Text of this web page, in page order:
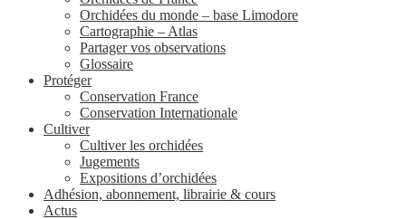
Orchidées du monde – base Limodore
Cartographie – Atlas
Partager vos observations
Glossaire
Protéger
Conservation France
Conservation Internationale
Cultiver
Cultiver les orchidées
Jugements
Expositions d’orchidées
Adhésion, abonnement, librairie & cours
Actus